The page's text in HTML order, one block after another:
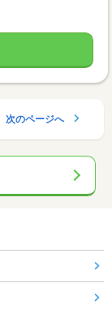
次のページへ